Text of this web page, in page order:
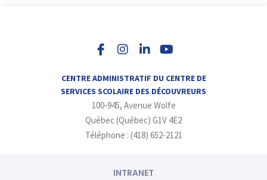
s
g
r
a
m
n
d
i
n
-
i
n
u
b
e
CENTRE ADMINISTRATIF DU CENTRE DE
SERVICES SCOLAIRE DES DÉCOUVREURS
100-945, Avenue Wolfe
Québec (Québec) G1V 4E2
Téléphone : (418) 652-2121
INTRANET